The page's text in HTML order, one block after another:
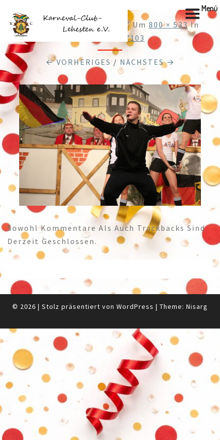
Veröffentlicht 28.12.2017Um 800 × 533In
Cache_57037103
← VORHERIGES / NÄCHSTES →
Sowohl Kommentare Als Auch Trackbacks Sind
Derzeit Geschlossen.
© 2026 | Stolz präsentiert von WordPress | Theme: Nisarg
Menü